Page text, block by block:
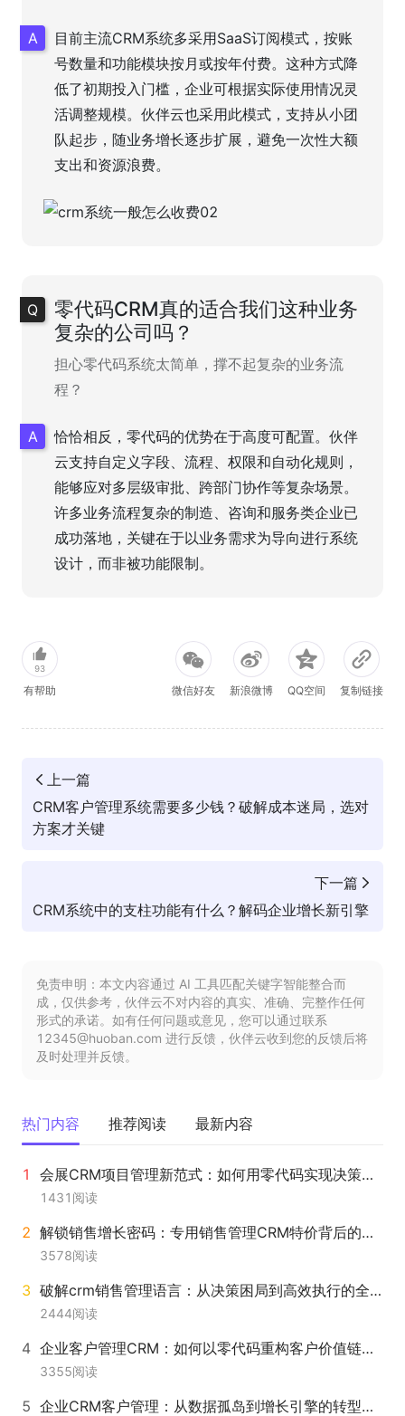
目前主流CRM系统多采用SaaS订阅模式，按账
号数量和功能模块按月或按年付费。这种方式降
低了初期投入门槛，企业可根据实际使用情况灵
活调整规模。伙伴云也采用此模式，支持从小团
队起步，随业务增长逐步扩展，避免一次性大额
支出和资源浪费。
零代码CRM真的适合我们这种业务
复杂的公司吗？
担心零代码系统太简单，撑不起复杂的业务流
程？
恰恰相反，零代码的优势在于高度可配置。伙伴
云支持自定义字段、流程、权限和自动化规则，
能够应对多层级审批、跨部门协作等复杂场景。
许多业务流程复杂的制造、咨询和服务类企业已
成功落地，关键在于以业务需求为导向进行系统
设计，而非被功能限制。
93
有帮助 微信好友 新浪微博 QQ空间 复制链接
上一篇
CRM客户管理系统需要多少钱？破解成本迷局，选对
方案才关键
下一篇
CRM系统中的支柱功能有什么？解码企业增长新引擎
免责申明：本文内容通过 AI 工具匹配关键字智能整合而
成，仅供参考，伙伴云不对内容的真实、准确、完整作任何
形式的承诺。如有任何问题或意见，您可以通过联系
12345@huoban.com 进行反馈，伙伴云收到您的反馈后将
及时处理并反馈。
热门内容 推荐阅读 最新内容
会展CRM项目管理新范式：如何用零代码实现决策效率与执行落地的双重突破
1431 阅读
解锁销售增长密码：专用销售管理CRM特价背后的价值革命
3578阅读
破解crm销售管理语言：从决策困局到高效执行的全链路升级
2444阅读
企业客户管理CRM：如何以零代码重构客户价值链条？
3355阅读
企业CRM客户管理：从数据孤岛到增长引擎的转型密码